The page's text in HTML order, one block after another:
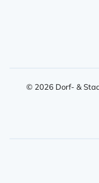
© 2026 Dorf- &